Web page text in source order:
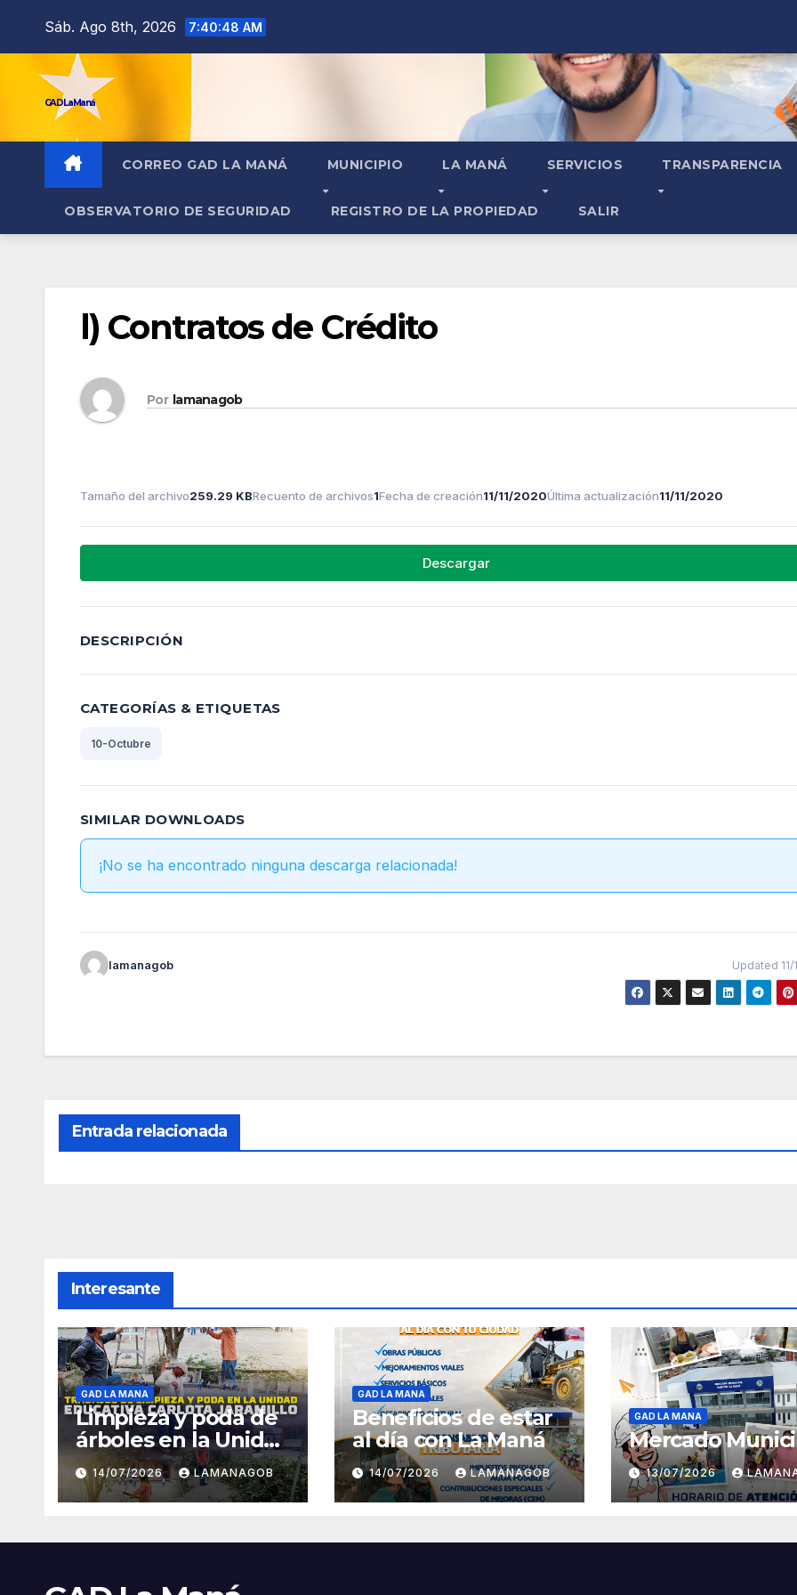
Sáb. Ago 8th, 2026 7:40:48 AM
GAD La Maná
CORREO GAD LA MANÁ MUNICIPIO LA MANÁ SERVICIOS TRANSPARENCIA
OBSERVATORIO DE SEGURIDAD REGISTRO DE LA PROPIEDAD SALIR
l) Contratos de Crédito
Por lamanagob
Tamaño del archivo259.29 KBRecuento de archivos1Fecha de creación11/11/2020Última actualización11/11/2020
Descargar
DESCRIPCIÓN
CATEGORÍAS & ETIQUETAS
10-Octubre
SIMILAR DOWNLOADS
¡No se ha encontrado ninguna descarga relacionada!
lamanagob Updated 11/
Entrada relacionada
Interesante
GAD LA MANA
Limpieza y poda de
árboles en la Unidad
Educativa Carlota
Jaramillo
14/07/2026 LAMANAGOB
GAD LA MANA
Beneficios de estar
al día con La Maná
14/07/2026 LAMANAGOB
GAD LA MANA
Mercado
13/07/2026